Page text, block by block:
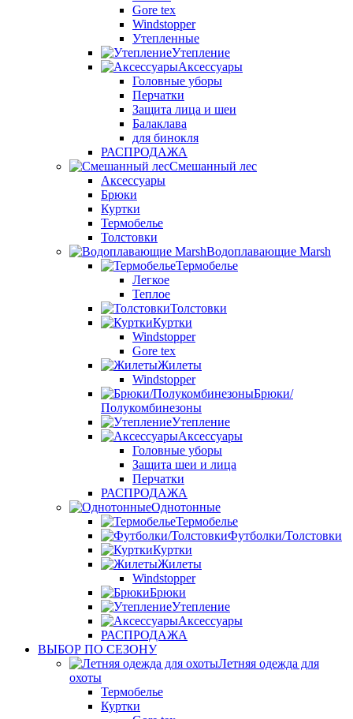
Gore tex
Windstopper
Утепленные
Утепление
Аксессуары
Головные уборы
Перчатки
Защита лица и шеи
Балаклава
для бинокля
РАСПРОДАЖА
Смешанный лес
Аксессуары
Брюки
Куртки
Термобелье
Толстовки
Водоплавающие Marsh
Термобелье
Легкое
Теплое
Толстовки
Куртки
Windstopper
Gore tex
Жилеты
Windstopper
Брюки/
Полукомбинезоны
Утепление
Аксессуары
Головные уборы
Защита шеи и лица
Перчатки
РАСПРОДАЖА
Однотонные
Термобелье
Футболки/Толстовки
Куртки
Жилеты
Windstopper
Брюки
Утепление
Аксессуары
РАСПРОДАЖА
ВЫБОР ПО СЕЗОНУ
Летняя одежда для
охоты
Термобелье
Куртки